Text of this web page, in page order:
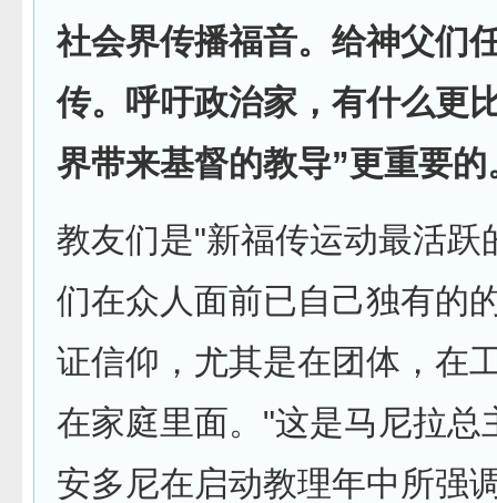
社会界传播福音。给神父们
传。呼吁政治家，有什么更
界带来基督的教导”更重要的
教友们是"新福传运动最活跃
们在众人面前已自己独有的
证信仰，尤其是在团体，在
在家庭里面。"这是马尼拉总
安多尼在启动教理年中所强